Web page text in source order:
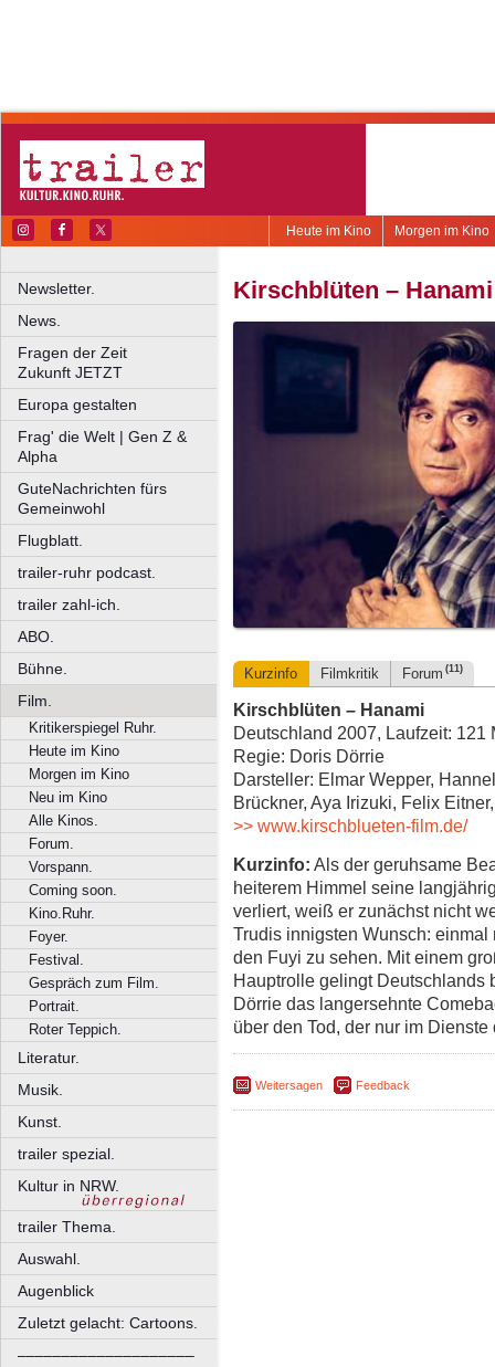
Morgen im Kino
Heute im Kino
Newsletter.
News.
Fragen der Zeit
Zukunft JETZT
Europa gestalten
Frag' die Welt | Gen Z &
Alpha
GuteNachrichten fürs
Gemeinwohl
Flugblatt.
trailer-ruhr podcast.
trailer zahl-ich.
ABO.
Bühne.
Film.
Kritikerspiegel Ruhr.
Heute im Kino
Morgen im Kino
Neu im Kino
Alle Kinos.
Forum.
Vorspann.
Coming soon.
Kino.Ruhr.
Foyer.
Festival.
Gespräch zum Film.
Portrait.
Roter Teppich.
Literatur.
Musik.
Kunst.
trailer spezial.
Kultur in NRW.
trailer Thema.
Auswahl.
Augenblick
Zuletzt gelacht: Cartoons.
––––––––––––––––––––
Kirschblüten – Hanami
Kurzinfo Filmkritik Forum (11)
Kirschblüten – Hanami
Deutschland 2007, Laufzeit: 121
Regie: Doris Dörrie
Darsteller: Elmar Wepper,
Brückner, Aya Irizuki, Felix
>> www.kirschblueten-film.de/
Kurzinfo: Als der geruhsame
heiterem Himmel seine
verliert, weiß er zunächst nicht
Trudis innigsten Wunsch:
den Fuyi zu sehen. Mit einem
Hauptrolle gelingt Deutschlands
Dörrie das langersehnte
über den Tod, der nur im
Weitersagen Feedback